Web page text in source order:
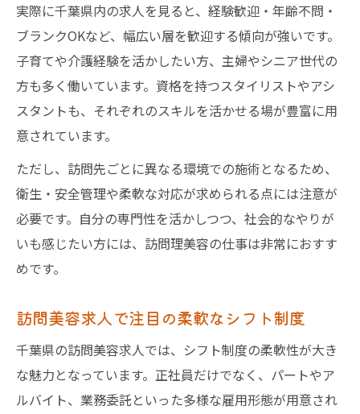
説
訪問美容求人で未経験からの挑戦をサポー
ト
訪問美容師求人で復職した先輩の声を紹介
介護福祉分野で活躍できる訪問美容の求人動向
訪問美容師の求人と介護福祉の連携事例
訪問美容求人に求められる福祉美容知識
介護美容セラピスト求人との違いを解説
実際に千葉県内の求人を見ると、経験歓迎・年齢不問・
ブランクOKなど、幅広い層を歓迎する傾向が強いです。
子育てや介護経験を活かしたい方、主婦やシニア世代の
方も多く働いています。資格を持つスタイリストやアシ
スタントも、それぞれのスキルを活かせる場が豊富に用
意されています。
ただし、訪問先ごとに異なる環境での施術となるため、
衛生・安全管理や柔軟な対応が求められる点には注意が
必要です。自分の専門性を活かしつつ、社会的なやりが
いも感じたい方には、訪問理美容の仕事は非常におすす
めです。
訪問美容求人で注目の柔軟なシフト制度
千葉県の訪問美容求人では、シフト制度の柔軟性が大き
な魅力となっています。正社員だけでなく、パートやア
ルバイト、業務委託といった多様な雇用形態が用意され